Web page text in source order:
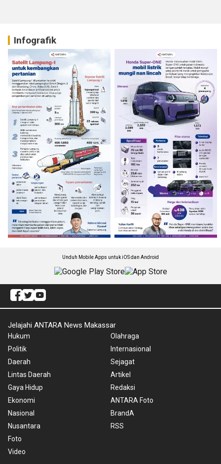
Infografik
Unduh Mobile Apps untuk iOS dan Android
Jelajahi ANTARA News Makassar
Hukum
Politik
Daerah
Lintas Daerah
Gaya Hidup
Ekonomi
Nasional
Nusantara
Foto
Video
Olahraga
Internasional
Sejagat
Artikel
Redaksi
ANTARA Foto
BrandA
RSS